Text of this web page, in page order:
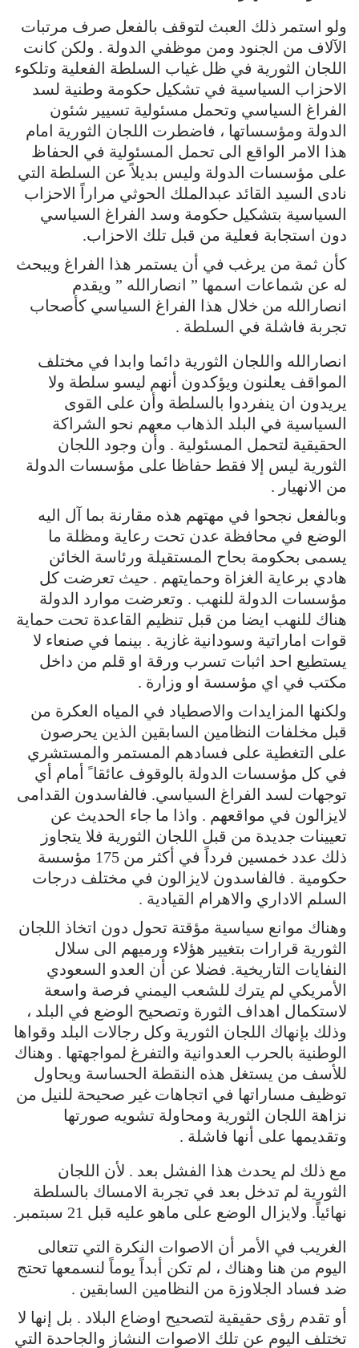
ولو استمر ذلك العبث لتوقف بالفعل صرف مرتبات
الآلاف من الجنود ومن موظفي الدولة . ولكن كانت
اللجان الثورية في ظل غياب السلطة الفعلية وتلكوء
الاحزاب السياسية في تشكيل حكومة وطنية لسد
الفراغ السياسي وتحمل مسئولية تسيير شئون
الدولة ومؤسساتها ، فاضطرت اللجان الثورية امام
هذا الامر الواقع الى تحمل المسئولية في الحفاظ
على مؤسسات الدولة وليس بديلاً عن السلطة التي
نادى السيد القائد عبدالملك الحوثي مراراً الاحزاب
السياسية بتشكيل حكومة وسد الفراغ السياسي
دون استجابة فعلية من قبل تلك الاحزاب.
كأن ثمة من يرغب في أن يستمر هذا الفراغ ويبحث
له عن شماعات اسمها ” انصارالله ” ويقدم
انصارالله من خلال هذا الفراغ السياسي كأصحاب
تجربة فاشلة في السلطة .
انصارالله واللجان الثورية دائما وابدا في مختلف
المواقف يعلنون ويؤكدون أنهم ليسو سلطة ولا
يريدون ان ينفردوا بالسلطة وأن على القوى
السياسية في البلد الذهاب معهم نحو الشراكة
الحقيقية لتحمل المسئولية . وأن وجود اللجان
الثورية ليس إلا فقط حفاظا على مؤسسات الدولة
من الانهيار .
وبالفعل نجحوا في مهتهم هذه مقارنة بما آل اليه
الوضع في محافظة عدن تحت رعاية ومظلة ما
يسمى بحكومة بحاح المستقيلة ورئاسة الخائن
هادي برعاية الغزاة وحمايتهم . حيث تعرضت كل
مؤسسات الدولة للنهب . وتعرضت موارد الدولة
هناك للنهب ايضا من قبل تنظيم القاعدة تحت حماية
قوات اماراتية وسودانية غازية . بينما في صنعاء لا
يستطيع احد اثبات تسرب ورقة او قلم من داخل
مكتب في اي مؤسسة او وزارة .
ولكنها المزايدات والاصطياد في المياه العكرة من
قبل مخلفات النظامين السابقين الذين يحرصون
على التغطية على فسادهم المستمر والمستشري
في كل مؤسسات الدولة بالوقوف عائقا ً أمام أي
توجهات لسد الفراغ السياسي. فالفاسدون القدامى
لايزالون في مواقعهم . واذا ما جاء الحديث عن
تعيينات جديدة من قبل اللجان الثورية فلا يتجاوز
ذلك عدد خمسين فرداً في أكثر من 175 مؤسسة
حكومية . فالفاسدون لايزالون في مختلف درجات
السلم الاداري والاهرام القيادية .
وهناك موانع سياسية مؤقتة تحول دون اتخاذ اللجان
الثورية قرارات بتغيير هؤلاء ورميهم الى سلال
النفايات التاريخية. فضلا عن أن العدو السعودي
الأمريكي لم يترك للشعب اليمني فرصة واسعة
لاستكمال اهداف الثورة وتصحيح الوضع في البلد ،
وذلك بإنهاك اللجان الثورية وكل رجالات البلد وقواها
الوطنية بالحرب العدوانية والتفرغ لمواجهتها . وهناك
للأسف من يستغل هذه النقطة الحساسة ويحاول
توظيف مساراتها في اتجاهات غير صحيحة للنيل من
نزاهة اللجان الثورية ومحاولة تشويه صورتها
وتقديمها على أنها فاشلة .
مع ذلك لم يحدث هذا الفشل بعد . لأن اللجان
الثورية لم تدخل بعد في تجربة الامساك بالسلطة
نهائياً. ولايزال الوضع على ماهو عليه قبل 21 سبتمبر.
الغريب في الأمر أن الاصوات النكرة التي تتعالى
اليوم من هنا وهناك ، لم تكن أبداً يوماً لنسمعها تحتج
ضد فساد الجلاوزة من النظامين السابقين .
أو تقدم رؤى حقيقية لتصحيح اوضاع البلاد . بل إنها لا
تختلف اليوم عن تلك الاصوات النشاز والجاحدة التي